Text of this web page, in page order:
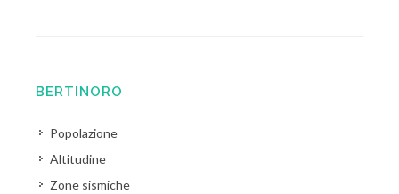
BERTINORO
Popolazione
Altitudine
Zone sismiche